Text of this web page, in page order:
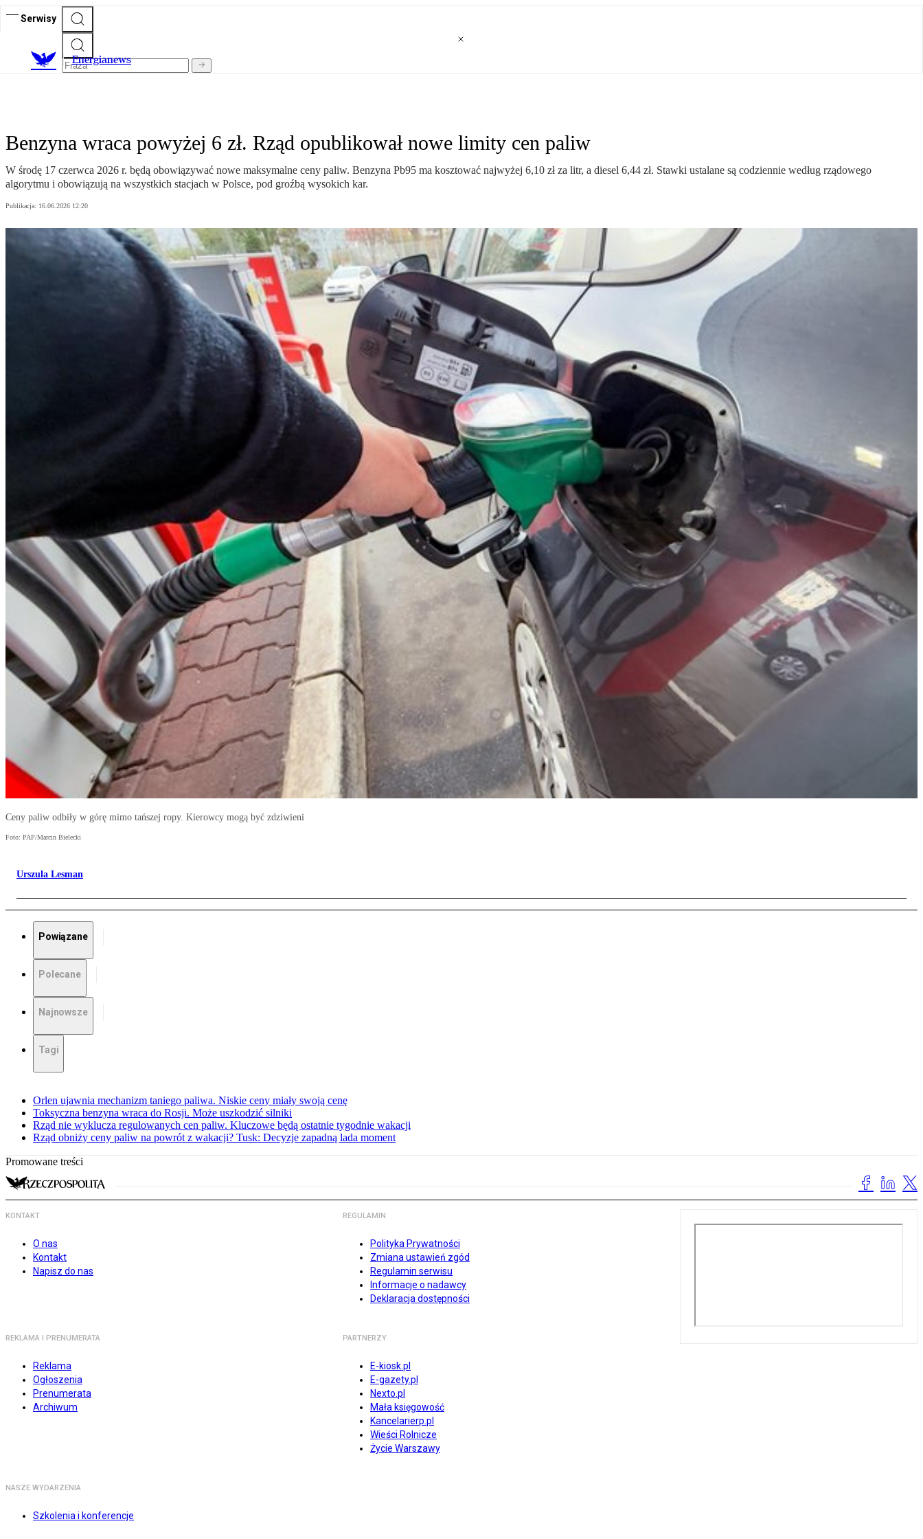
Serwisy
Energianews
Benzyna wraca powyżej 6 zł. Rząd opublikował nowe limity cen paliw
W środę 17 czerwca 2026 r. będą obowiązywać nowe maksymalne ceny paliw. Benzyna Pb95 ma kosztować najwyżej 6,10 zł za litr, a diesel 6,44 zł. Stawki ustalane są codziennie według rządowego
algorytmu i obowiązują na wszystkich stacjach w Polsce, pod groźbą wysokich kar.
Publikacja: 16.06.2026 12:20
Ceny paliw odbiły w górę mimo tańszej ropy. Kierowcy mogą być zdziwieni
Foto: PAP/Marcin Bielecki
Urszula Lesman
Powiązane
Polecane
Najnowsze
Tagi
Orlen ujawnia mechanizm taniego paliwa. Niskie ceny miały swoją cenę
Toksyczna benzyna wraca do Rosji. Może uszkodzić silniki
Rząd nie wyklucza regulowanych cen paliw. Kluczowe będą ostatnie tygodnie wakacji
Rząd obniży ceny paliw na powrót z wakacji? Tusk: Decyzje zapadną lada moment
Promowane treści
KONTAKT
O nas
Kontakt
Napisz do nas
REGULAMIN
Polityka Prywatności
Zmiana ustawień zgód
Regulamin serwisu
Informacje o nadawcy
Deklaracja dostępności
REKLAMA I PRENUMERATA
Reklama
Ogłoszenia
Prenumerata
Archiwum
PARTNERZY
E-kiosk.pl
E-gazety.pl
Nexto.pl
Mała księgowość
Kancelarierp.pl
Wieści Rolnicze
Życie Warszawy
NASZE WYDARZENIA
Szkolenia i konferencje